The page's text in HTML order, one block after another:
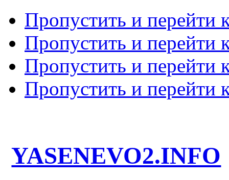
Пропустить и перейти
Пропустить и перейти
Пропустить и перейти
Пропустить и перейти
YASENEVO2.INFO